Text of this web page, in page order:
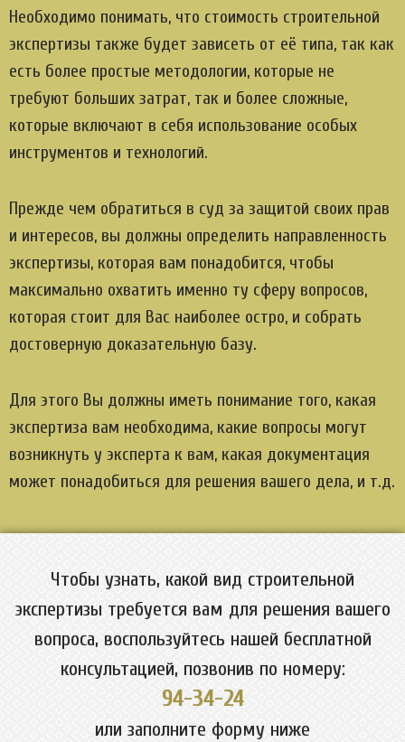
Необходимо понимать, что стоимость строительной
экспертизы также будет зависеть от её типа, так как
есть более простые методологии, которые не
требуют больших затрат, так и более сложные,
которые включают в себя использование особых
инструментов и технологий.
Прежде чем обратиться в суд за защитой своих прав
и интересов, вы должны определить направленность
экспертизы, которая вам понадобится, чтобы
максимально охватить именно ту сферу вопросов,
которая стоит для Вас наиболее остро, и собрать
достоверную доказательную базу.
Для этого Вы должны иметь понимание того, какая
экспертиза вам необходима, какие вопросы могут
возникнуть у эксперта к вам, какая документация
может понадобиться для решения вашего дела, и т.д.
Чтобы узнать, какой вид строительной
экспертизы требуется вам для решения вашего
вопроса, воспользуйтесь нашей бесплатной
консультацией, позвонив по номеру:
94-34-24
или заполните форму ниже